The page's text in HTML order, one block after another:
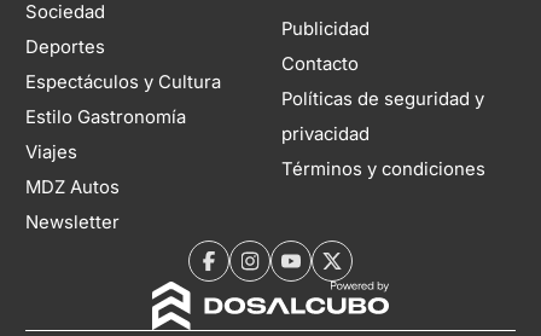
Sociedad
Deportes
Espectáculos y Cultura
Estilo Gastronomía
Viajes
MDZ Autos
Newsletter
Publicidad
Contacto
Políticas de seguridad y
privacidad
Términos y condiciones